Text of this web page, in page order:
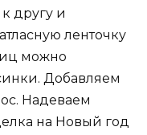
другу и
ленточку
можно
Добавляем
Надеваем
на Новый год